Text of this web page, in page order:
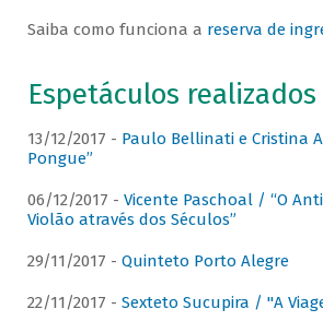
Saiba como funciona a reserva de
Espetáculos realizados
13/12/2017 - Paulo Bellinati e Cristina
Pongue”
06/12/2017 - Vicente Paschoal / “O
Violão através dos Séculos”
29/11/2017 - Quinteto Porto Alegre
22/11/2017 - Sexteto Sucupira / "A